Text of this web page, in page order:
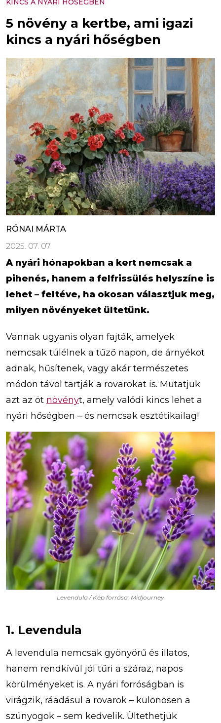
KINCS A NYÁRI HŐSÉGBEN
5 növény a kertbe, ami igazi
kincs a nyári hőségben
RÓNAI MÁRTA
2025. 07. 07.
A nyári hónapokban a kert nemcsak a
pihenés, hanem a felfrissülés helyszíne is
lehet – feltéve, ha okosan választjuk meg,
milyen növényeket ültetünk.
Vannak ugyanis olyan fajták, amelyek
nemcsak túlélnek a tűző napon, de árnyékot
adnak, hűsítenek, vagy akár természetes
módon távol tartják a rovarokat is. Mutatjuk
azt az öt növényt, amely valódi kincs lehet a
nyári hőségben – és nemcsak esztétikailag!
Levendula / Kép forrása: Midjourney
1. Levendula
A levendula nemcsak gyönyörű és illatos,
hanem rendkívül jól tűri a száraz, napos
körülményeket is. A nyári forróságban is
virágzik, ráadásul a rovarok – különösen a
szúnyogok – sem kedvelik. Ültethetjük